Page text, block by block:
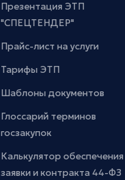
Презентация ЭТП
"СПЕЦТЕНДЕР"
Прайс-лист на услуги
Тарифы ЭТП
Шаблоны документов
Глоссарий терминов
госзакупок
Калькулятор обеспечения
заявки и контракта 44-ФЗ